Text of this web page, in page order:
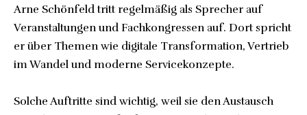
Arne Schönfeld tritt regelmäßig als Sprecher auf
Veranstaltungen und Fachkongressen auf. Dort spricht
er über Themen wie digitale Transformation, Vertrieb
im Wandel und moderne Servicekonzepte.
Solche Auftritte sind wichtig, weil sie den Austausch